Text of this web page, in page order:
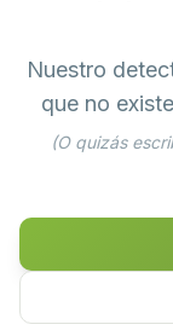
Nuestro
que no
(O quizás